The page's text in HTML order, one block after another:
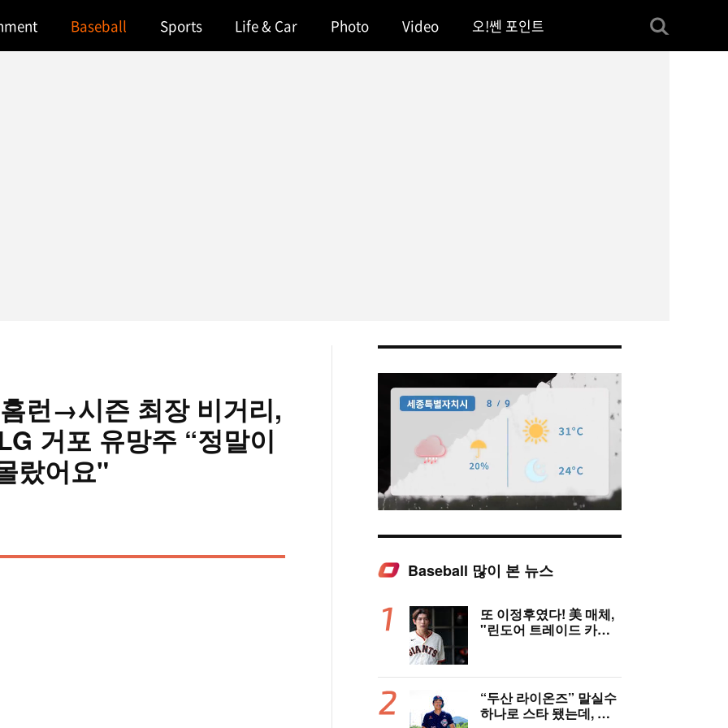
Baseball Sports Life & Car Photo Video 오!쎈 포인트
런→시즌 최장 비거리,
거포 유망주 “정말이
랐어요"
Baseball 많이 본 뉴스
또 이정후였다! 美 매체,
"린도어 트레이드 카드
“두산 라이온즈” 말실수
하나로 스타 됐는데, 왜